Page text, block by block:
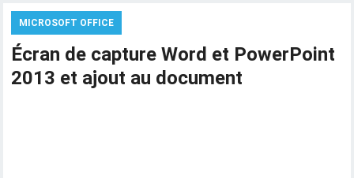
MICROSOFT OFFICE
Écran de capture Word et PowerPoint
2013 et ajout au document